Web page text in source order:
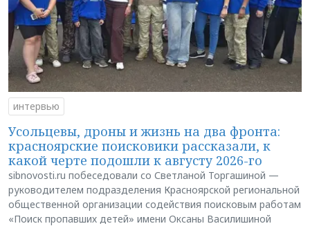
интервью
Усольцевы, дроны и жизнь на два фронта:
красноярские поисковики рассказали, к
какой черте подошли к августу 2026-го
sibnovosti.ru побеседовали со Светланой Торгашиной —
руководителем подразделения Красноярской региональной
общественной организации содействия поисковым работам
«Поиск пропавших детей» имени Оксаны Василишиной